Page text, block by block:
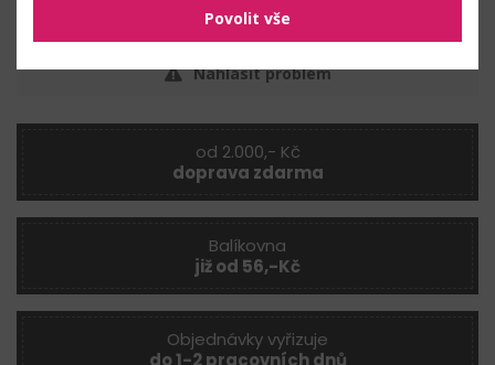
Nahlásit problém
od 2.000,- Kč
doprava zdarma
Balíkovna
již od 56,-Kč
Objednávky vyřizuje
do 1-2 pracovních dnů
Povolit vše